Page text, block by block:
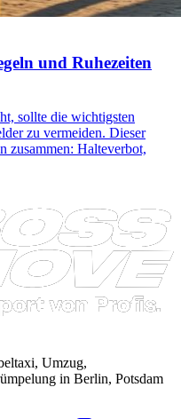
und Ruhezeiten
sollte die wichtigsten
zu vermeiden. Dieser
zusammen: Halteverbot,
Umzug,
in Berlin, Potsdam